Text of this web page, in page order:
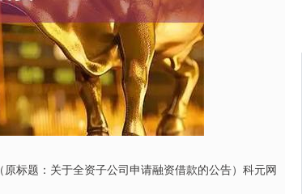
（原标题：关于全资子公司申请融资借款的公告）科元网
沪深300 4694.44 43.13